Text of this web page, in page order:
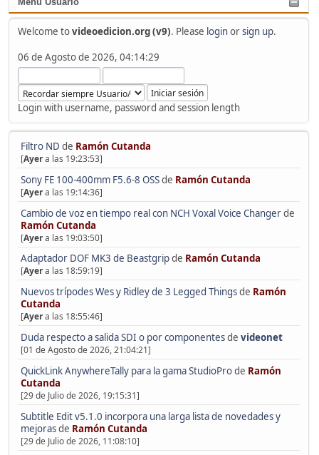
Welcome tovideoedicion.org (v9). Please loginorsign up.
06 de Agosto de 2026, 04:14:29
Login with username, password and session length
Filtro ND de Ramón Cutanda
[Ayera las 19:23:53]
Sony FE 100-400mm F5.6-8 OSSde Ramón Cutanda
[Ayera las 19:14:36]
Cambio de voz en tiempo real con NCH Voxal Voice Changerde
Ramón Cutanda
[Ayera las 19:03:50]
Adaptador DOF MK3 de Beastgripde Ramón Cutanda
[Ayera las 18:59:19]
Nuevos trípodes Wes y Ridley de 3 Legged Thingsde Ramón
Cutanda
[Ayera las 18:55:46]
Duda respecto a salida SDI o por componentesde videonet
[01 de Agosto de 2026, 21:04:21]
QuickLink AnywhereTally para la gama StudioProde Ramón
Cutanda
[29 de Julio de 2026, 19:15:31]
Subtitle Edit v5.1.0 incorpora una larga lista de novedades y
mejorasde Ramón Cutanda
[29 de Julio de 2026, 11:08:10]